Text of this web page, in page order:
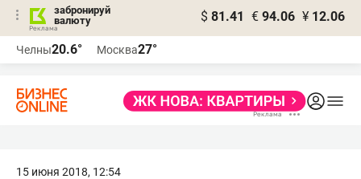
забронируй
валюту
$ 81.41 € 94.06 ¥ 12.06
Челны20.6° Москва27°
15 июня 2018, 12:54